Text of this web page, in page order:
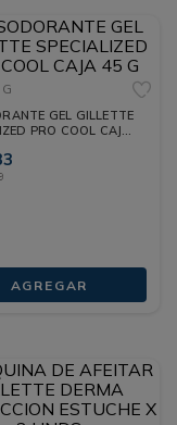
GEL GILLETTE
PRO COOL CAJA
AGREGAR